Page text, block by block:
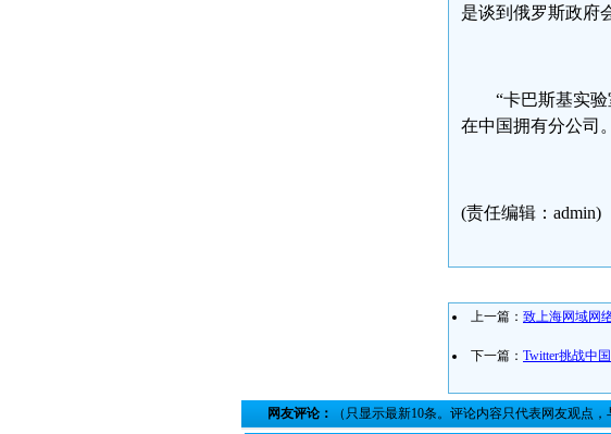
是谈到俄罗斯政府
“卡巴斯基实
在中国拥有分公司
(责任编辑：admin)
上一篇： 致上海网域网
下一篇： Twitter挑战中
网友评论： （只显示最新10条。评论内容只代表网友观点，